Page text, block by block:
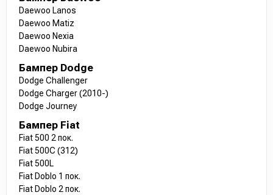
Daewoo Lanos
Daewoo Matiz
Daewoo Nexia
Daewoo Nubira
Бампер Dodge
Dodge Challenger
Dodge Charger (2010-)
Dodge Journey
Бампер Fiat
Fiat 500 2 пок.
Fiat 500C (312)
Fiat 500L
Fiat Doblo 1 пок.
Fiat Doblo 2 пок.